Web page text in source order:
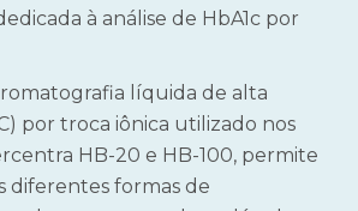
à análise de HbA1c por
líquida de alta
por troca iônica utilizado nos
HB-20 e HB-100, permite
diferentes formas de